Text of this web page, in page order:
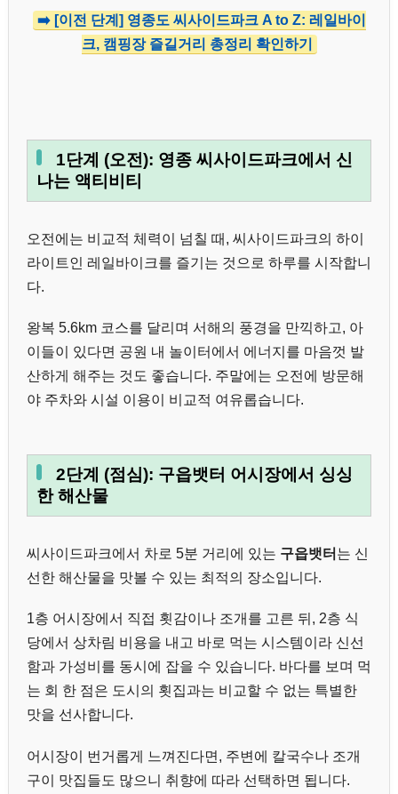
➡️ [이전 단계] 영종도 씨사이드파크 A to Z: 레일바이
크, 캠핑장 즐길거리 총정리 확인하기
1단계 (오전): 영종 씨사이드파크에서 신
나는 액티비티
오전에는 비교적 체력이 넘칠 때, 씨사이드파크의 하이
라이트인 레일바이크를 즐기는 것으로 하루를 시작합니
다.
왕복 5.6km 코스를 달리며 서해의 풍경을 만끽하고, 아
이들이 있다면 공원 내 놀이터에서 에너지를 마음껏 발
산하게 해주는 것도 좋습니다. 주말에는 오전에 방문해
야 주차와 시설 이용이 비교적 여유롭습니다.
2단계 (점심): 구읍뱃터 어시장에서 싱싱
한 해산물
씨사이드파크에서 차로 5분 거리에 있는 구읍뱃터 는 신
선한 해산물을 맛볼 수 있는 최적의 장소입니다.
1층 어시장에서 직접 횟감이나 조개를 고른 뒤, 2층 식
당에서 상차림 비용을 내고 바로 먹는 시스템이라 신선
함과 가성비를 동시에 잡을 수 있습니다. 바다를 보며 먹
는 회 한 점은 도시의 횟집과는 비교할 수 없는 특별한
맛을 선사합니다.
어시장이 번거롭게 느껴진다면, 주변에 칼국수나 조개
구이 맛집들도 많으니 취향에 따라 선택하면 됩니다.